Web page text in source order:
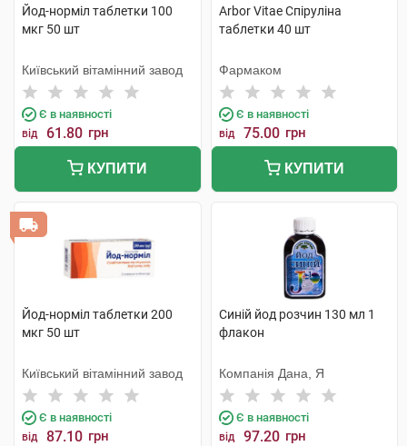
Йод-норміл таблетки 100
мкг 50 шт
Київський вітамінний завод
Є в наявності
від 61.80 грн
КУПИТИ
Arbor Vitae Спіруліна
таблетки 40 шт
Фармаком
Є в наявності
від 75.00 грн
КУПИТИ
Йод-норміл таблетки 200
мкг 50 шт
Київський вітамінний завод
Є в наявності
від 87.10 грн
Синій йод розчин 130 мл 1
флакон
Компанія Дана, Я
Є в наявності
від 97.20 грн